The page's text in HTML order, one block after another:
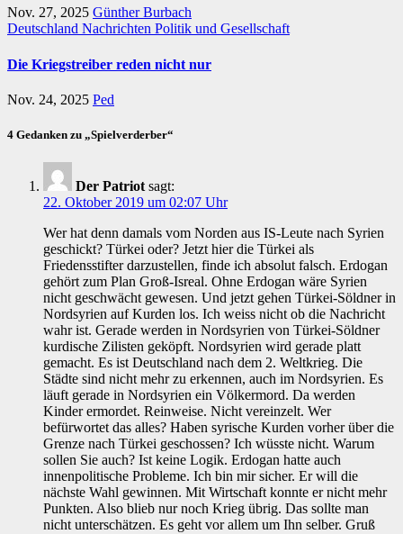
Nov. 27, 2025 Günther Burbach
Deutschland Nachrichten Politik und Gesellschaft
Die Kriegstreiber reden nicht nur
Nov. 24, 2025 Ped
4 Gedanken zu „Spielverderber“
Der Patriot sagt:
22. Oktober 2019 um 02:07 Uhr
Wer hat denn damals vom Norden aus IS-Leute nach Syrien
geschickt? Türkei oder? Jetzt hier die Türkei als
Friedensstifter darzustellen, finde ich absolut falsch. Erdogan
gehört zum Plan Groß-Isreal. Ohne Erdogan wäre Syrien
nicht geschwächt gewesen. Und jetzt gehen Türkei-Söldner in
Nordsyrien auf Kurden los. Ich weiss nicht ob die Nachricht
wahr ist. Gerade werden in Nordsyrien von Türkei-Söldner
kurdische Zilisten geköpft. Nordsyrien wird gerade platt
gemacht. Es ist Deutschland nach dem 2. Weltkrieg. Die
Städte sind nicht mehr zu erkennen, auch im Nordsyrien. Es
läuft gerade in Nordsyrien ein Völkermord. Da werden
Kinder ermordet. Reinweise. Nicht vereinzelt. Wer
befürwortet das alles? Haben syrische Kurden vorher über die
Grenze nach Türkei geschossen? Ich wüsste nicht. Warum
sollen Sie auch? Ist keine Logik. Erdogan hatte auch
innenpolitische Probleme. Ich bin mir sicher. Er will die
nächste Wahl gewinnen. Mit Wirtschaft konnte er nicht mehr
Punkten. Also blieb nur noch Krieg übrig. Das sollte man
nicht unterschätzen. Es geht vor allem um Ihn selber. Gruß